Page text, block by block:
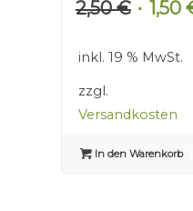
2,50€
war:
1,50
inkl. 19 % MwSt.
zzgl.
Versandkosten
In den Warenkorb